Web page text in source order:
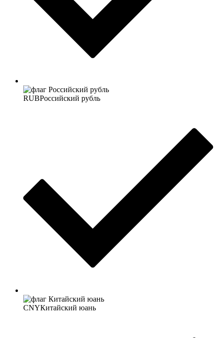
RUBРоссийский рубль
CNYКитайский юань